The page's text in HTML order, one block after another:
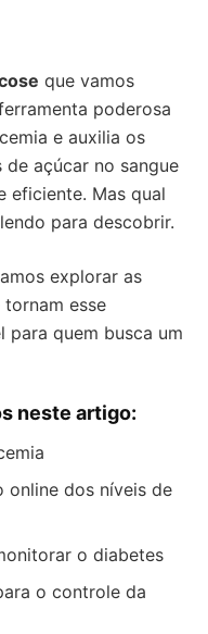
que vamos
poderosa
e auxilia os
açúcar no sangue
eficiente. Mas qual
para descobrir.
explorar as
esse
para quem busca um
neste artigo:
online dos níveis de
o diabetes
o controle da